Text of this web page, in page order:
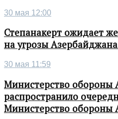
30 мая 12:00
Степанакерт ожидает
на угрозы
30 мая 11:59
Министерство обороны
распространило
Министерство обороны